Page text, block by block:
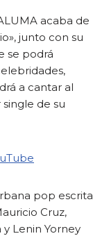
acaba de
junto con su
se podrá
a cantar al
de su
pop escrita
Cruz,
Lenin Yorney